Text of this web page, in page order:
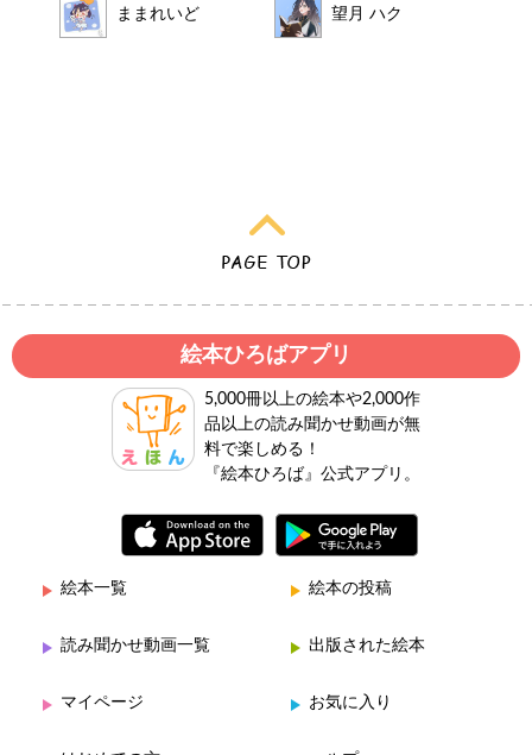
ままれいど 望月 ハク
絵本ひろばアプリ
5,000冊以上の絵本や2,000作
品以上の読み聞かせ動画が無
料で楽しめる！
『絵本ひろば』公式アプリ。
絵本一覧 絵本の投稿
読み聞かせ動画一覧 出版された絵本
マイページ お気に入り